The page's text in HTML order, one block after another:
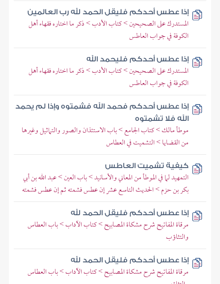
إذا عطس أحدكم فليقل الحمد لله رب العالمين
المستدرك على الصحيحين > كتاب الأدب > ذكر ما اختاره فقهاء أهل
الكوفة في جواب العاطس
إذا عطس أحدكم فليحمد الله
المستدرك على الصحيحين > كتاب الأدب > ذكر ما اختاره فقهاء أهل
الكوفة في جواب العاطس
إذا عطس أحدكم فحمد الله فشمتوه وإذا لم يحمد
الله فلا تشمتوه
موطأ مالك > كتاب الجامع > باب الاستئذان والصور والتماثيل وغيرها
من القضايا > التشميت في العطاس
كيفية تشميت العاطس
التمهيد لما في الموطأ من المعاني والأسانيد > باب العين > عبد الله بن أبي
بكر بن حزم > الحديث التاسع عشر إن عطس فشمته ثم إن عطس فشمته
إذا عطس أحدكم فليقل الحمد لله
مرقاة المفاتيح شرح مشكاة المصابيح > كتاب الآداب > باب العطاس
والتثاؤب
إذا عطس أحدكم فليقل الحمد لله
مرقاة المفاتيح شرح مشكاة المصابيح > كتاب الآداب > باب العطاس